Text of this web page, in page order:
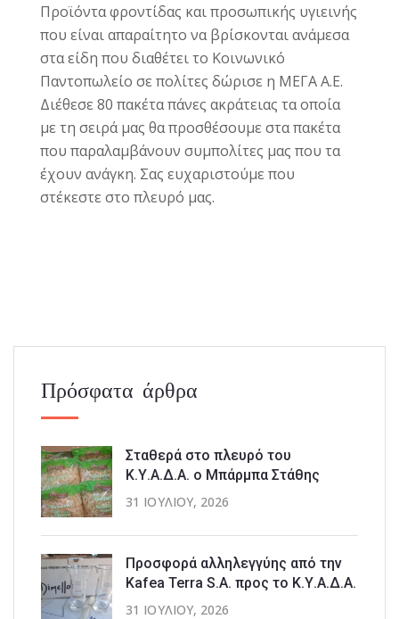
Προϊόντα φροντίδας και προσωπικής υγιεινής
που είναι απαραίτητο να βρίσκονται ανάμεσα
στα είδη που διαθέτει το Κοινωνικό
Παντοπωλείο σε πολίτες δώρισε η ΜΕΓΑ Α.Ε.
Διέθεσε 80 πακέτα πάνες ακράτειας τα οποία
με τη σειρά μας θα προσθέσουμε στα πακέτα
που παραλαμβάνουν συμπολίτες μας που τα
έχουν ανάγκη. Σας ευχαριστούμε που
στέκεστε στο πλευρό μας.
Πρόσφατα άρθρα
Σταθερά στο πλευρό του
Κ.Υ.Α.Δ.Α. ο Μπάρμπα Στάθης
31 ΙΟΥΛΊΟΥ, 2026
Προσφορά αλληλεγγύης από την
Kafea Terra S.A. προς το Κ.Υ.Α.Δ.Α.
31 ΙΟΥΛΊΟΥ, 2026